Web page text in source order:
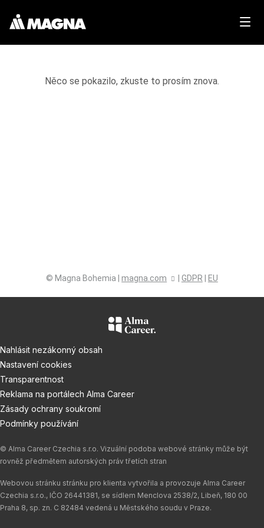
Něco se pokazilo, zkuste to prosím znova.
© Magna Bohemia |magna.com GDPR EU
Nahlásit nezákonný obsah
Nastavení cookies
Transparentnost
Reklama na portálech Alma Career
Zásady ochrany soukromí
Podmínky používání
© Alma Career Czechia s.r.o. Vizuální podoba webové stránky může být
rovněž předmětem autorských práv třetích stran
Webovou stránku stránku pro klienta vytvořila a provozuje Alma Career
Czechia s.r.o., IČO 26441381, se sídlem Menclova 2538/2, Libeň, 180 00
Praha 8, sp. zn. C 82484 vedená u Městského soudu v Praze.